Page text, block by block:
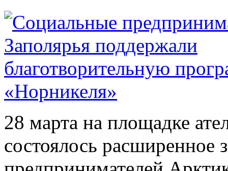
28 марта на площадке
состоялось расширенное